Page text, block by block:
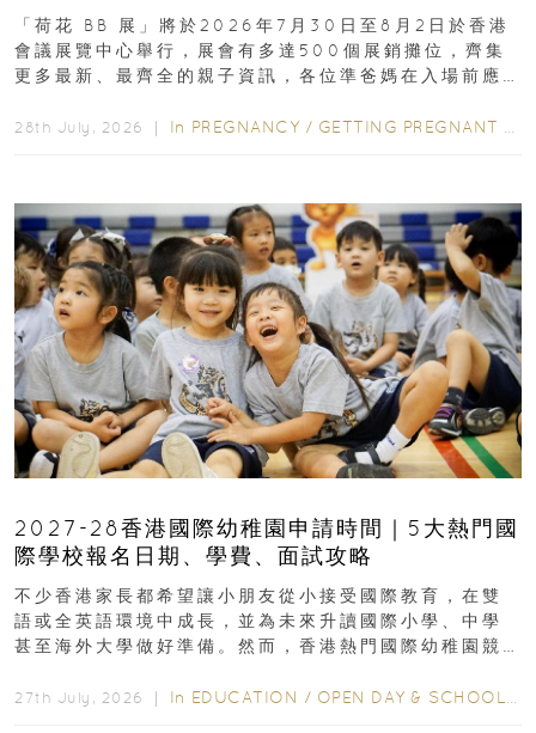
「荷花 BB 展」將於2026年7月30日至8月2日於香港
會議展覽中心舉行，展會有多達500個展銷攤位，齊集
更多最新、最齊全的親子資訊，各位準爸媽在入場前應
28th July, 2026 ｜ In PREGNANCY / GETTING PREGNANT
2027-28香港國際幼稚園申請時間｜5大熱門國
際學校報名日期、學費、面試攻略
不少香港家長都希望讓小朋友從小接受國際教育，在雙
語或全英語環境中成長，並為未來升讀國際小學、中學
甚至海外大學做好準備。然而，香港熱門國際幼稚園競
27th July, 2026 ｜ In EDUCATION / OPEN DAY & SCHOOL EVENTS